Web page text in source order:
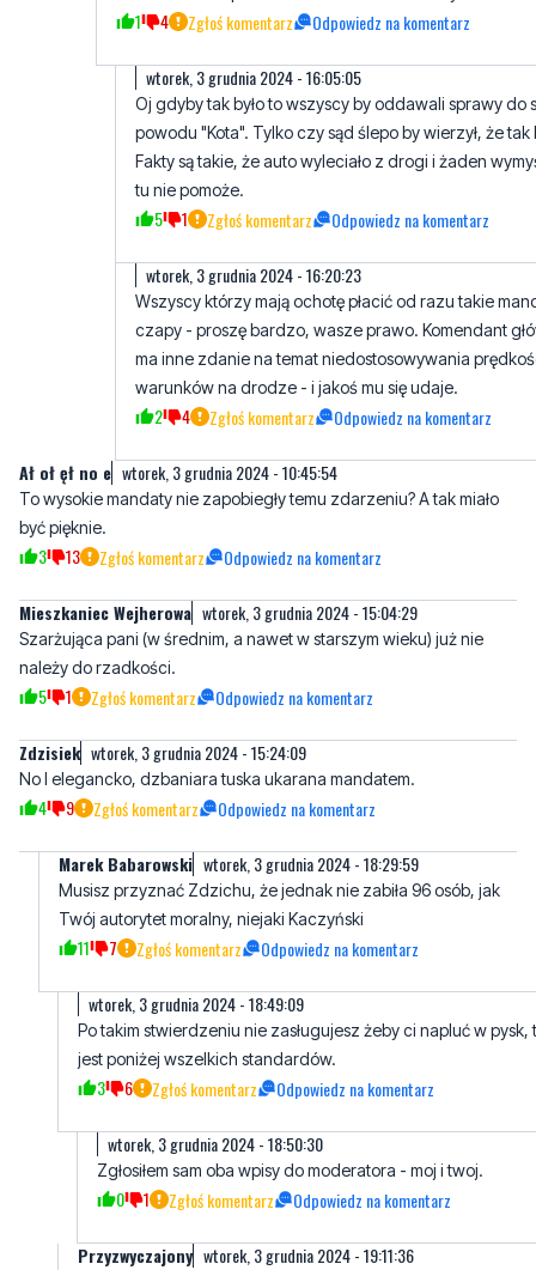
1 4 Zgłoś komentarz Odpowiedz na komentarz
wtorek, 3 grudnia 2024 - 16:05:05
Oj gdyby tak było to wszyscy by oddawali sprawy do
powodu "Kota". Tylko czy sąd ślepo by wierzył, że tak
Fakty są takie, że auto wyleciało z drogi i żaden
tu nie pomoże.
5 1 Zgłoś komentarz Odpowiedz na komentarz
wtorek, 3 grudnia 2024 - 16:20:23
Wszyscy którzy mają ochotę płacić od razu takie
czapy - proszę bardzo, wasze prawo. Komendant
ma inne zdanie na temat niedostosowywania
warunków na drodze - i jakoś mu się udaje.
2 4 Zgłoś komentarz Odpowiedz na komentarz
Ał oł ęł no e wtorek, 3 grudnia 2024 - 10:45:54
To wysokie mandaty nie zapobiegły temu zdarzeniu? A tak miało
być pięknie.
3 13 Zgłoś komentarz Odpowiedz na komentarz
Mieszkaniec Wejherowa wtorek, 3 grudnia 2024 - 15:04:29
Szarżująca pani (w średnim, a nawet w starszym wieku) już nie
należy do rzadkości.
5 1 Zgłoś komentarz Odpowiedz na komentarz
Zdzisiek wtorek, 3 grudnia 2024 - 15:24:09
No I elegancko, dzbaniara tuska ukarana mandatem.
4 9 Zgłoś komentarz Odpowiedz na komentarz
Marek Babarowski wtorek, 3 grudnia 2024 - 18:29:59
Musisz przyznać Zdzichu, że jednak nie zabiła 96 osób, jak
Twój autorytet moralny, niejaki Kaczyński
11 7 Zgłoś komentarz Odpowiedz na komentarz
wtorek, 3 grudnia 2024 - 18:49:09
Po takim stwierdzeniu nie zasługujesz żeby ci napluć w pysk,
jest poniżej wszelkich standardów.
3 6 Zgłoś komentarz Odpowiedz na komentarz
wtorek, 3 grudnia 2024 - 18:50:30
Zgłosiłem sam oba wpisy do moderatora - moj i twoj.
0 1 Zgłoś komentarz Odpowiedz na komentarz
Przyzwyczajony wtorek, 3 grudnia 2024 - 19:11:36